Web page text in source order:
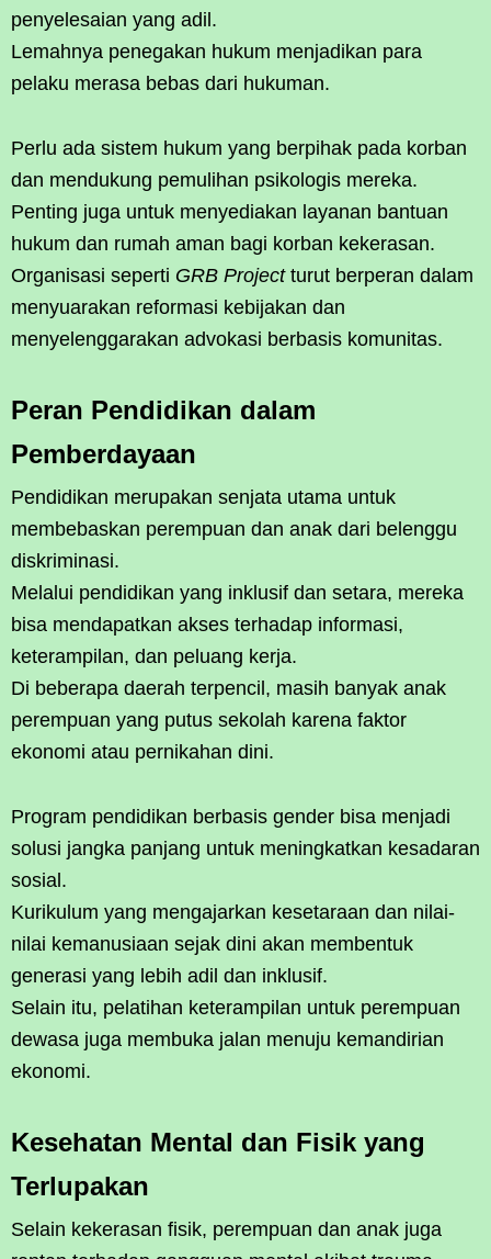
penyelesaian yang adil.
Lemahnya penegakan hukum menjadikan para
pelaku merasa bebas dari hukuman.
Perlu ada sistem hukum yang berpihak pada korban
dan mendukung pemulihan psikologis mereka.
Penting juga untuk menyediakan layanan bantuan
hukum dan rumah aman bagi korban kekerasan.
Organisasi seperti GRB Projectturut berperan dalam
menyuarakan reformasi kebijakan dan
menyelenggarakan advokasi berbasis komunitas.
Peran Pendidikan dalam
Pemberdayaan
Pendidikan merupakan senjata utama untuk
membebaskan perempuan dan anak dari belenggu
diskriminasi.
Melalui pendidikan yang inklusif dan setara, mereka
bisa mendapatkan akses terhadap informasi,
keterampilan, dan peluang kerja.
Di beberapa daerah terpencil, masih banyak anak
perempuan yang putus sekolah karena faktor
ekonomi atau pernikahan dini.
Program pendidikan berbasis gender bisa menjadi
solusi jangka panjang untuk meningkatkan kesadaran
sosial.
Kurikulum yang mengajarkan kesetaraan dan nilai-
nilai kemanusiaan sejak dini akan membentuk
generasi yang lebih adil dan inklusif.
Selain itu, pelatihan keterampilan untuk perempuan
dewasa juga membuka jalan menuju kemandirian
ekonomi.
Kesehatan Mental dan Fisik yang
Terlupakan
Selain kekerasan fisik, perempuan dan anak juga